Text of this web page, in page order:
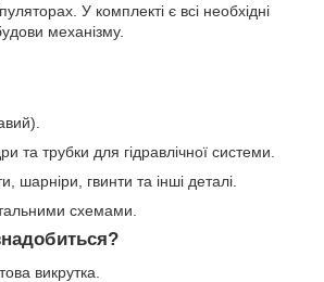
У комплекті є всі необхідні
механізму.
та трубки для гідравлічної системи.
шарніри, гвинти та інші деталі.
схемами.
викрутка.